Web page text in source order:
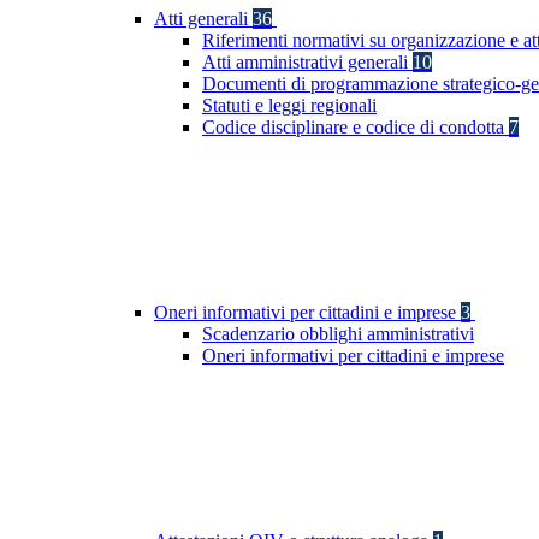
Atti generali 36
Riferimenti normativi su organizzazione e
Atti amministrativi generali 10
Documenti di programmazione strategico-
Statuti e leggi regionali
Codice disciplinare e codice di condotta 7
Oneri informativi per cittadini e imprese 3
Scadenzario obblighi amministrativi
Oneri informativi per cittadini e imprese